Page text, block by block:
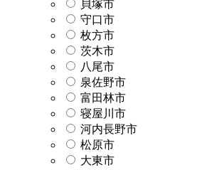
貝塚市
守口市
枚方市
茨木市
八尾市
泉佐野市
富田林市
寝屋川市
河内長野市
松原市
大東市